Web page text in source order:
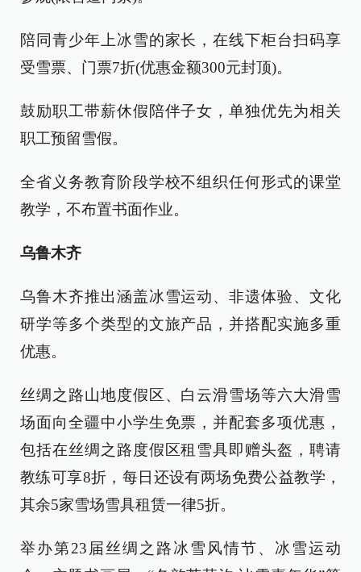
陪同青少年上冰雪的家长，在线下柜台扫码享
受雪票、门票7折(优惠金额300元封顶)。
鼓励职工带薪休假陪伴子女，单独优先为相关
职工预留雪假。
全省义务教育阶段学校不组织任何形式的课堂
教学，不布置书面作业。
乌鲁木齐
乌鲁木齐推出涵盖冰雪运动、非遗体验、文化
研学等多个类型的文旅产品，并搭配实施多重
优惠。
丝绸之路山地度假区、白云滑雪场等六大滑雪
场面向全疆中小学生免票，并配套多项优惠，
包括在丝绸之路度假区租雪具即赠头盔，聘请
教练可享8折，每日还设有两场免费公益教学，
其余5家雪场雪具租赁一律5折。
举办第23届丝绸之路冰雪风情节、冰雪运动